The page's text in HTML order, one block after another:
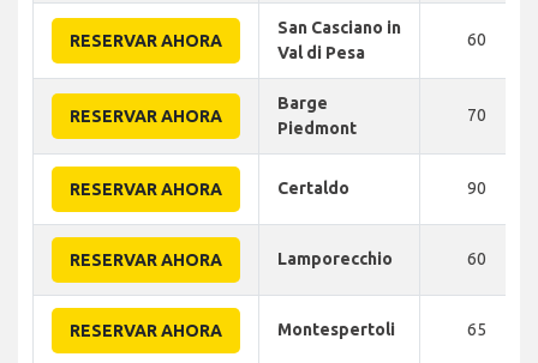
RESERVAR AHORA
San Casciano in
Val di Pesa
60
RESERVAR AHORA
Barge
Piedmont
70
RESERVAR AHORA Certaldo 90
RESERVAR AHORA Lamporecchio 60
RESERVAR AHORA Montespertoli 65